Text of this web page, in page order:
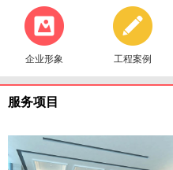
企业形象 工程案例
服务项目